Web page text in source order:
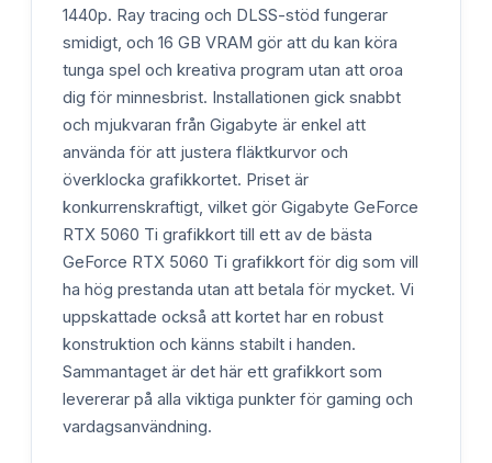
1440p. Ray tracing och DLSS-stöd fungerar
smidigt, och 16 GB VRAM gör att du kan köra
tunga spel och kreativa program utan att oroa
dig för minnesbrist. Installationen gick snabbt
och mjukvaran från Gigabyte är enkel att
använda för att justera fläktkurvor och
överklocka grafikkortet. Priset är
konkurrenskraftigt, vilket gör Gigabyte GeForce
RTX 5060 Ti grafikkort till ett av de bästa
GeForce RTX 5060 Ti grafikkort för dig som vill
ha hög prestanda utan att betala för mycket. Vi
uppskattade också att kortet har en robust
konstruktion och känns stabilt i handen.
Sammantaget är det här ett grafikkort som
levererar på alla viktiga punkter för gaming och
vardagsanvändning.